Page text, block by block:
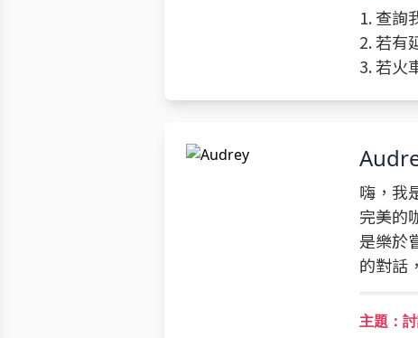
1. 查詢
2. 若有
3. 若火
嗨，我
完美的
是樂於
的對話
主題：